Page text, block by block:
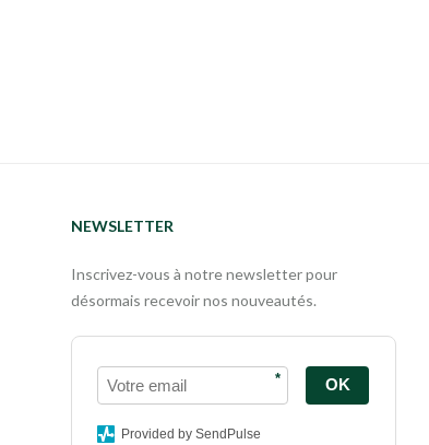
NEWSLETTER
Inscrivez-vous à notre newsletter pour
désormais recevoir nos nouveautés.
* OK
Provided by SendPulse